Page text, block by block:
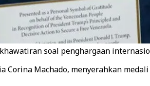
soal penghargaan
Machado, menyerahkan